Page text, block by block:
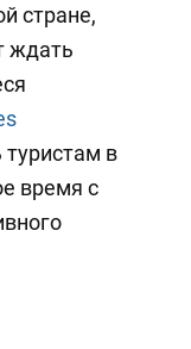
стране,
ждать
туристам в
время с